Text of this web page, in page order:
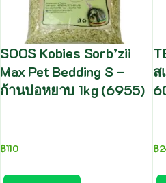
SOOS Kobies Sorb’zii
Max Pet Bedding S –
ก้านปอหยาบ 1kg (6955)
฿110
ส
฿